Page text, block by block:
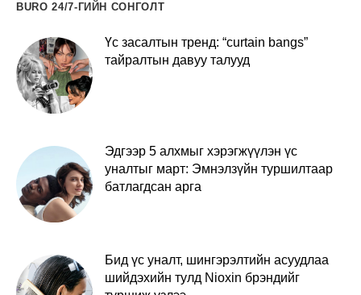
BURO 24/7-ГИЙН СОНГОЛТ
Үс засалтын тренд: “curtain bangs”
тайралтын давуу талууд
Эдгээр 5 алхмыг хэрэгжүүлэн үс
уналтыг март: Эмнэлзүйн туршилтаар
батлагдсан арга
Бид үс уналт, шингэрэлтийн асуудлаа
шийдэхийн тулд Nioxin брэндийг